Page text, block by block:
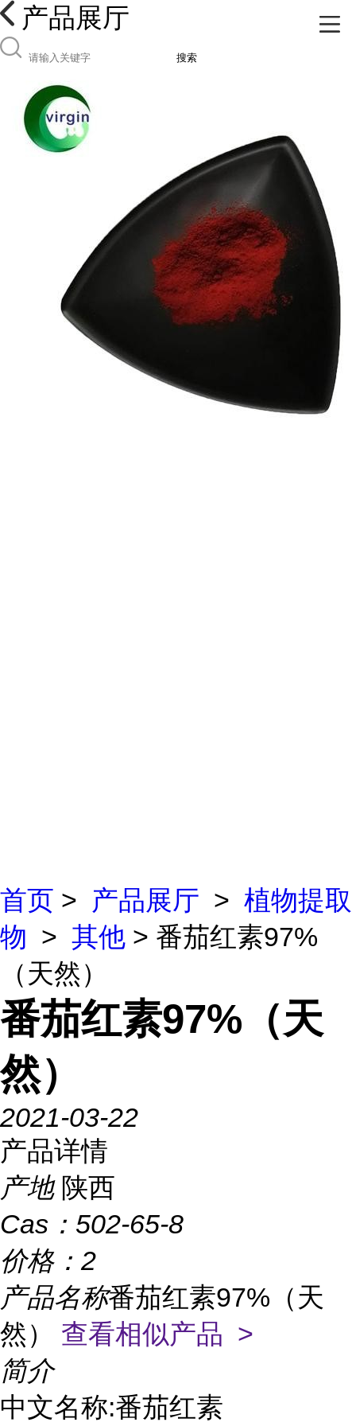
产品展厅
搜索
首页 > 产品展厅 > 植物提取
物 > 其他 > 番茄红素97%
（天然）
番茄红素97%（天
然）
2021-03-22
产品详情
产地 陕西
Cas： 502-65-8
价格： 2
产品名称番茄红素97%（天
然） 查看相似产品 >
简介
中文名称:番茄红素